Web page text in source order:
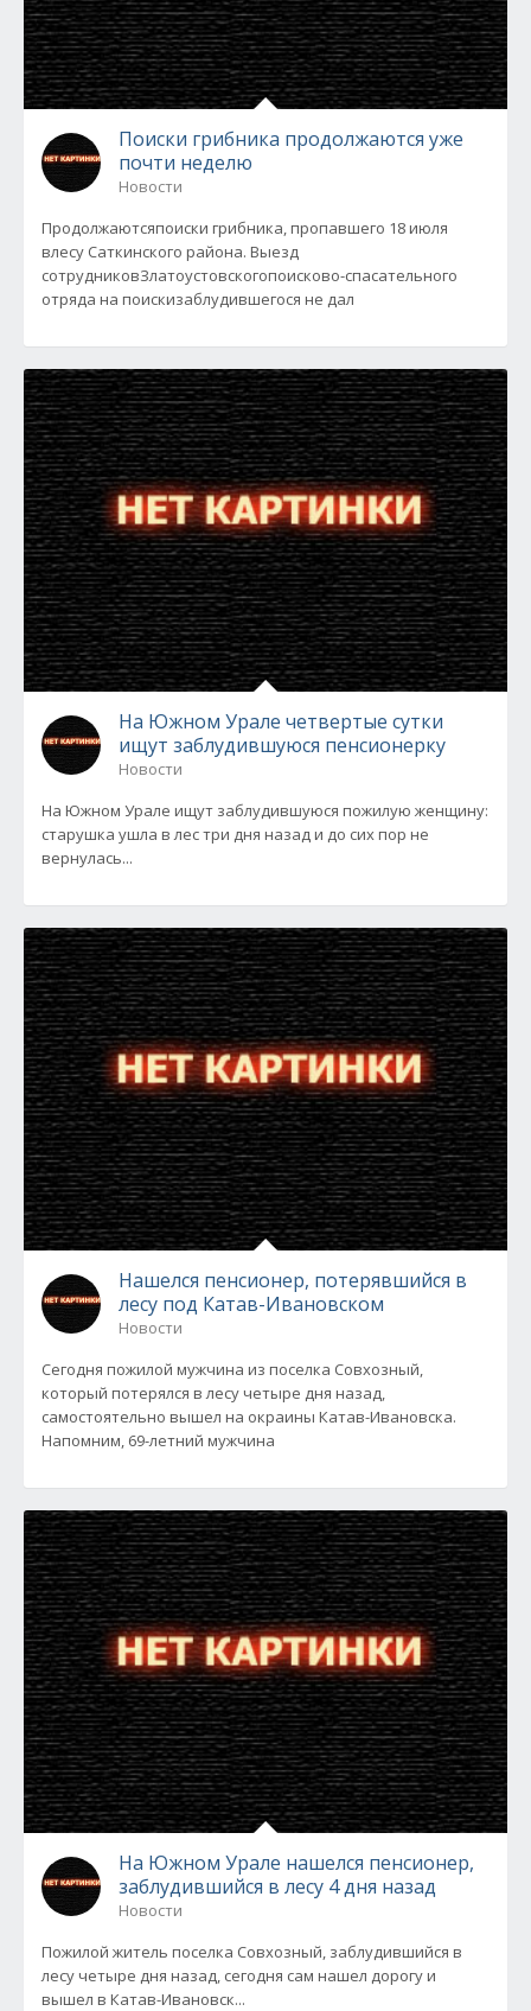
Поиски грибника продолжаются уже
почти неделю
Новости
Продолжаютсяпоиски грибника, пропавшего 18 июля
влесу Саткинского района. Выезд
сотрудниковЗлатоустовскогопоисково-спасательного
отряда на поискизаблудившегося не дал
На Южном Урале четвертые сутки
ищут заблудившуюся пенсионерку
Новости
На Южном Урале ищут заблудившуюся пожилую женщину:
старушка ушла в лес три дня назад и до сих пор не
вернулась...
Нашелся пенсионер, потерявшийся в
лесу под Катав-Ивановском
Новости
Сегодня пожилой мужчина из поселка Совхозный,
который потерялся в лесу четыре дня назад,
самостоятельно вышел на окраины Катав-Ивановска.
Напомним, 69-летний мужчина
На Южном Урале нашелся пенсионер,
заблудившийся в лесу 4 дня назад
Новости
Пожилой житель поселка Совхозный, заблудившийся в
лесу четыре дня назад, сегодня сам нашел дорогу и
вышел в Катав-Ивановск...